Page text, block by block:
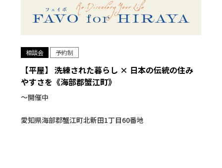
相談会 予約制
【平屋】 洗練された暮らし × 日本の伝統の住み
やすさを《海部郡蟹江町》
〜開催中
愛知県海部郡蟹江町北新田1丁目60番地